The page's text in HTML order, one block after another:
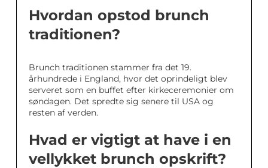
Hvordan opstod brunch
traditionen?
Brunch traditionen stammer fra det 19.
århundrede i England, hvor det oprindeligt blev
serveret som en buffet efter kirkeceremonier om
søndagen. Det spredte sig senere til USA og
resten af verden.
Hvad er vigtigt at have i en
vellykket brunch opskrift?